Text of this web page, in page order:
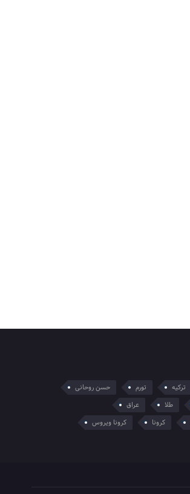
ترکیه تورم
حسن روحانی
طلا
عراق
کرونا
کرونا ویروس